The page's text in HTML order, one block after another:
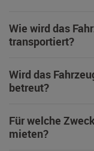
Wie wird das
transportiert?
Wird das
betreut?
Für welche
mieten?